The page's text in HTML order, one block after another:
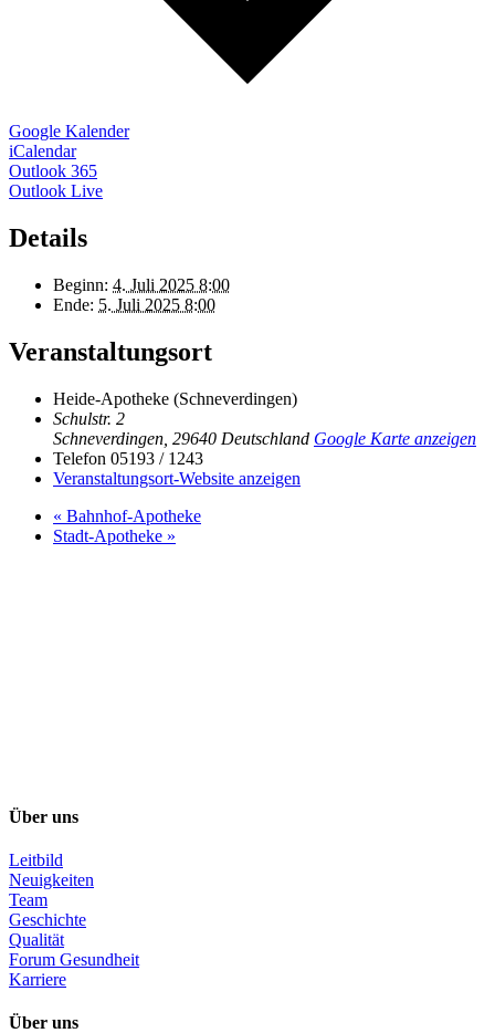
Google Kalender
iCalendar
Outlook 365
Outlook Live
Details
Beginn: 4. Juli 2025 8:00
Ende: 5. Juli 2025 8:00
Veranstaltungsort
Heide-Apotheke (Schneverdingen)
Schulstr. 2
Schneverdingen 29640 Deutschland Google Karte anzeigen
Telefon 05193 / 1243
Veranstaltungsort-Website anzeigen
« Bahnhof-Apotheke
Stadt-Apotheke »
Über uns
Leitbild
Neuigkeiten
Team
Geschichte
Qualität
Forum Gesundheit
Karriere
Über uns